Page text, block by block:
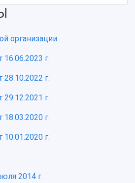
организации
16.06.2023 г.
28.10.2022 г.
29.12.2021 г.
18.03.2020 г.
10.01.2020 г.
2014 г.